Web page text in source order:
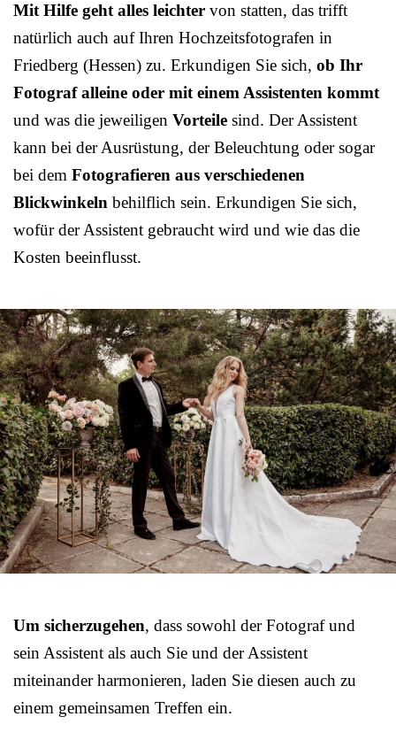
Mit Hilfe geht alles leichter von statten, das trifft
natürlich auch auf Ihren Hochzeitsfotografen in
Friedberg (Hessen) zu. Erkundigen Sie sich, ob Ihr
Fotograf alleine oder mit einem Assistenten kommt
und was die jeweiligen Vorteile sind. Der Assistent
kann bei der Ausrüstung, der Beleuchtung oder sogar
bei dem Fotografieren aus verschiedenen
Blickwinkeln behilflich sein. Erkundigen Sie sich,
wofür der Assistent gebraucht wird und wie das die
Kosten beeinflusst.
Um sicherzugehen, dass sowohl der Fotograf und
sein Assistent als auch Sie und der Assistent
miteinander harmonieren, laden Sie diesen auch zu
einem gemeinsamen Treffen ein.